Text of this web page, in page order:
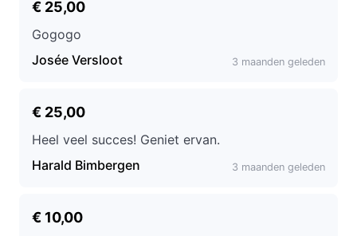
€ 25,00
Gogogo
Josée Versloot
3 maanden geleden
€ 25,00
Heel veel succes! Geniet ervan.
Harald Bimbergen
3 maanden geleden
€ 10,00